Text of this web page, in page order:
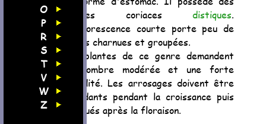
O
P
R
S
T
V
W
Z
feuilles coriaces distiques.
L'inflorescence courte porte peu de
fleurs charnues et groupées.
Les plantes de ce genre demandent
une ombre modérée et une forte
humidité. Les arrosages doivent être
abondants pendant la croissance puis
diminués après la floraison.